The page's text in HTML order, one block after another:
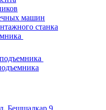
машин
станка
Бешшалкар 9